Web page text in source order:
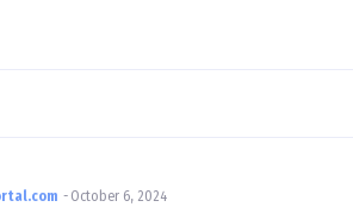
- October 6, 2024